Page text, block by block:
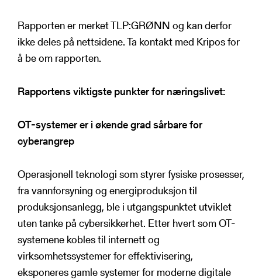
Rapporten er merket TLP:GRØNN og kan derfor
ikke deles på nettsidene. Ta kontakt med Kripos for
å be om rapporten.
Rapportens viktigste punkter for næringslivet:
OT-systemer er i økende grad sårbare for
cyberangrep
Operasjonell teknologi som styrer fysiske prosesser,
fra vannforsyning og energiproduksjon til
produksjonsanlegg, ble i utgangspunktet utviklet
uten tanke på cybersikkerhet. Etter hvert som OT-
systemene kobles til internett og
virksomhetssystemer for effektivisering,
eksponeres gamle systemer for moderne digitale